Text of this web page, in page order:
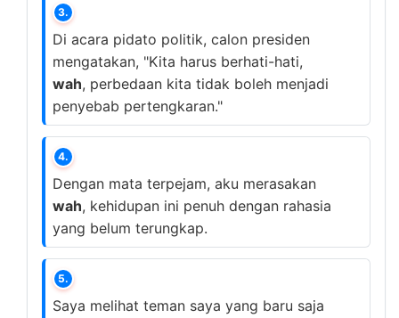
3.
Di acara pidato politik, calon presiden
mengatakan, "Kita harus berhati-hati,
wah, perbedaan kita tidak boleh menjadi
penyebab pertengkaran."
4.
Dengan mata terpejam, aku merasakan
wah, kehidupan ini penuh dengan rahasia
yang belum terungkap.
5.
Saya melihat teman saya yang baru saja